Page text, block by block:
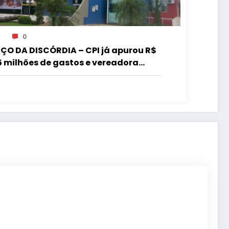
0
DA DISCÓRDIA – CPI já apurou R$
milhões de gastos e vereadora
“acordo” para aprovar R$ 9,5